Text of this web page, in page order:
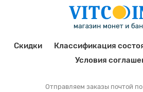
Скидки Классификация
Условия
Отправляем заказы почтой